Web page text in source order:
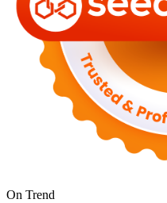
On Trend